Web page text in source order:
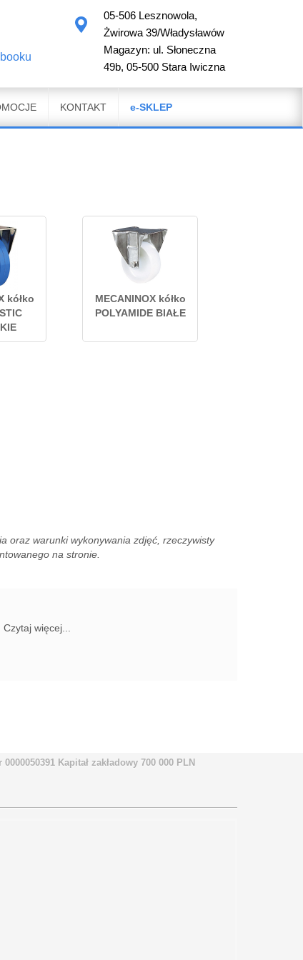
05-506 Lesznowola,
Żwirowa 39/Władysławów
Magazyn: ul. Słoneczna
49b, 05-500 Stara Iwiczna
KONTAKT e-SKLEP
kółko
MECANINOX kółko
POLYAMIDE BIAŁE
oraz warunki wykonywania zdjęć, rzeczywisty
na stronie.
więcej...
Kapitał zakładowy 700 000 PLN